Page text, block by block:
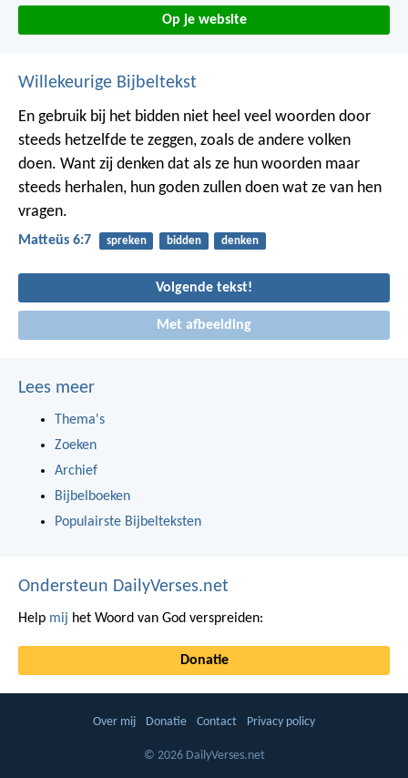
Op je website
Willekeurige Bijbeltekst
En gebruik bij het bidden niet heel veel woorden door
steeds hetzelfde te zeggen, zoals de andere volken
doen. Want zij denken dat als ze hun woorden maar
steeds herhalen, hun goden zullen doen wat ze van hen
vragen.
Matteüs 6:7 spreken bidden denken
Volgende tekst!
Met afbeelding
Lees meer
Thema's
Zoeken
Archief
Bijbelboeken
Populairste Bijbelteksten
Ondersteun DailyVerses.net
Help mij het Woord van God verspreiden:
Donatie
Over mij Donatie Contact Privacy policy
© 2026 DailyVerses.net